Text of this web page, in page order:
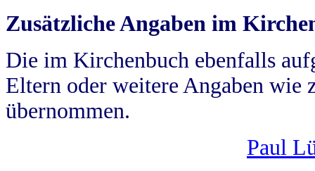
Zusätzliche Angaben im
Die im Kirchenbuch ebenfalls
Eltern oder weitere Angaben wie
übernommen.
Paul